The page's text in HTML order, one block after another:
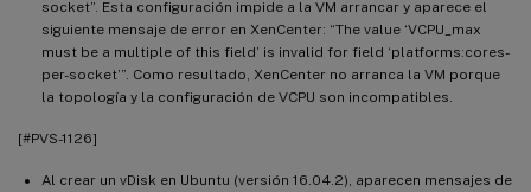
socket”. Esta configuración impide a la VM arrancar y aparece el
siguiente mensaje de error en XenCenter: “The value ‘VCPU_max
must be a multiple of this field’ is invalid for field ‘platforms:cores-
per-socket’”. Como resultado, XenCenter no arranca la VM porque
la topología y la configuración de VCPU son incompatibles.
[#PVS-1126]
Al crear un vDisk en Ubuntu (versión 16.04.2), aparecen mensajes de